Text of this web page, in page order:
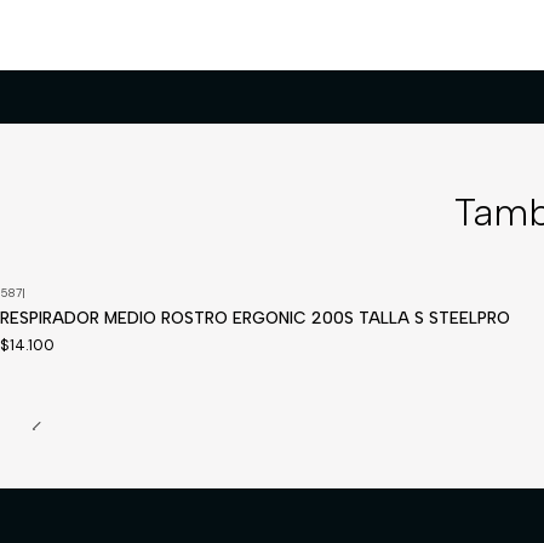
587|
RESPIRADOR MEDIO ROSTRO ERGONIC 200S TALLA S STEELPRO
$14.100